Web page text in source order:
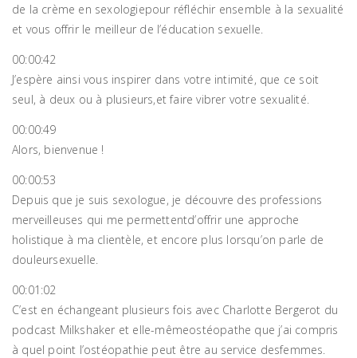
de la crème en sexologiepour réfléchir ensemble à la sexualité
et vous offrir le meilleur de l’éducation sexuelle.
00:00:42
J’espère ainsi vous inspirer dans votre intimité, que ce soit
seul, à deux ou à plusieurs,et faire vibrer votre sexualité.
00:00:49
Alors, bienvenue !
00:00:53
Depuis que je suis sexologue, je découvre des professions
merveilleuses qui me permettentd’offrir une approche
holistique à ma clientèle, et encore plus lorsqu’on parle de
douleursexuelle.
00:01:02
C’est en échangeant plusieurs fois avec Charlotte Bergerot du
podcast Milkshaker et elle-mêmeostéopathe que j’ai compris
à quel point l’ostéopathie peut être au service desfemmes.